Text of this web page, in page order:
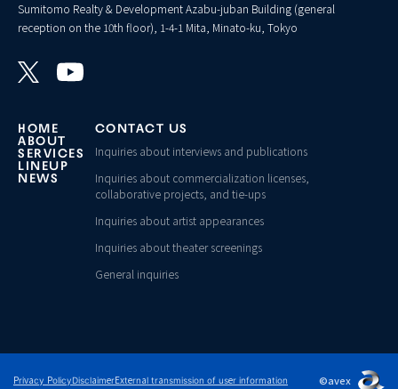
Sumitomo Realty & Development Azabu-juban Building (general
reception on the 10th floor), 1-4-1 Mita, Minato-ku, Tokyo
HOME
ABOUT
SERVICES
LINEUP
NEWS
CONTACT US
Inquiries about interviews and publications
Inquiries about commercialization licenses,
collaborative projects, and tie-ups
Inquiries about artist appearances
Inquiries about theater screenings
General inquiries
Privacy PolicyDisclaimerExternal transmission of user information ©avex